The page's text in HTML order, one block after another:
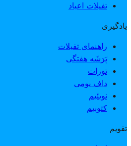
تفیلات اعیاد
یادگیری
راهنمای تفیلات
پَرَشَه هفتگی
تورات
داف یومی
نویئیم
کتوبیم
تقویم